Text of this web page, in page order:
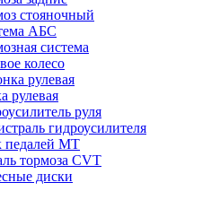
стояночный
АБС
система
колесо
рулевая
рулевая
руля
гидроусилителя
педалей МТ
тормоза CVT
диски